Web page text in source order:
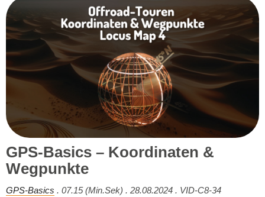
GPS-Basics – Koordinaten &
Wegpunkte
GPS-Basics . 07.15 (Min.Sek) . 28.08.2024 . VID-C8-34